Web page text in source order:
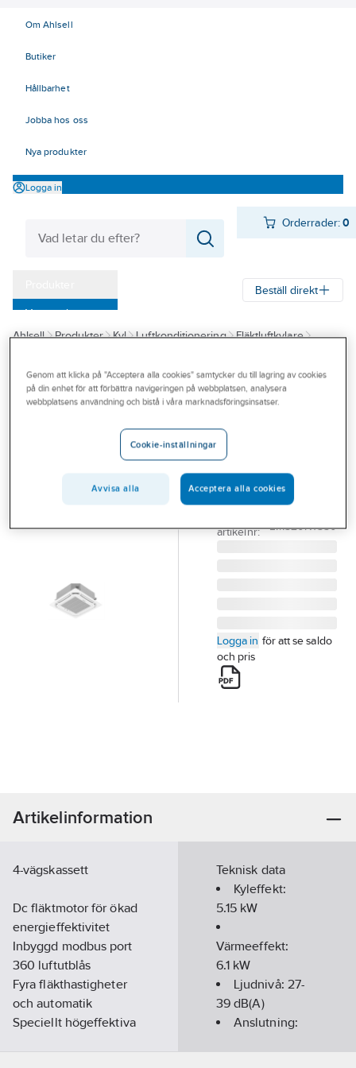
Om Ahlsell
Butiker
Hållbarhet
Jobba hos oss
Nya produkter
Logga in
Orderrader:0
Varumärken
Kampanjer
Outlet
Branscher
Beställ direkt
Ahlsell Produkter Kyl Luftkonditionering
Fläktluftkylare
INNOVA
Fläktkonvektor
IGFCCA Innova
INNOVA FANCOIL
IGFCCA119-1 4-VÄGS
KASSETT
Artikelnummer:
artikelnr:
EM520N1550
Logga in för att se saldo
och pris
Artikelinformation
4-vägskassett
Dc fläktmotor för ökad
energieffektivitet
Inbyggd modbus port
360 luftutblås
Fyra fläkthastigheter
och automatik
Speciellt högeffektiva
Teknisk data
Kyleffekt:
5.15 kW
Värmeeffekt:
6.1 kW
Ljudnivå: 27-
39 dB(A)
Anslutning:
Genom att klicka på "Acceptera alla cookies" samtycker du till lagring av cookies
på din enhet för att förbättra navigeringen på webbplatsen, analysera
webbplatsens användning och bistå i våra marknadsföringsinsatser.
Cookie-inställningar
Avvisa alla Acceptera alla cookies